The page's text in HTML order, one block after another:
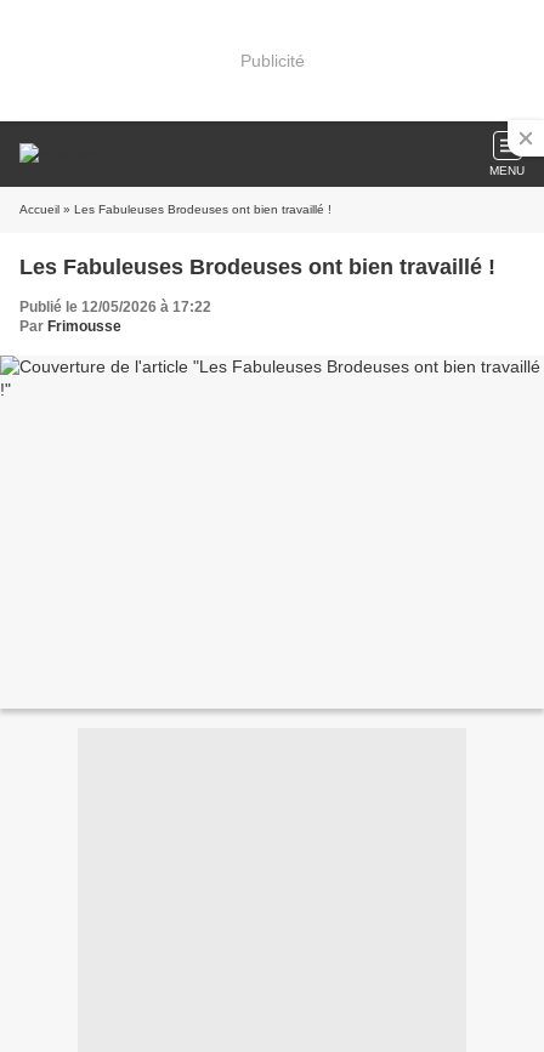
Publicité
MENU
Accueil » Les Fabuleuses Brodeuses ont bien travaillé !
Les Fabuleuses Brodeuses ont bien travaillé !
Publié le 12/05/2026 à 17:22
Par Frimousse